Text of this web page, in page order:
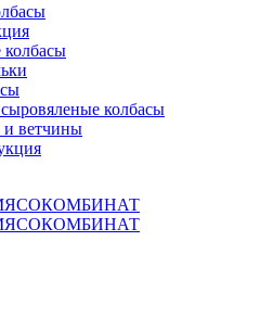
колбасы
и ветчины